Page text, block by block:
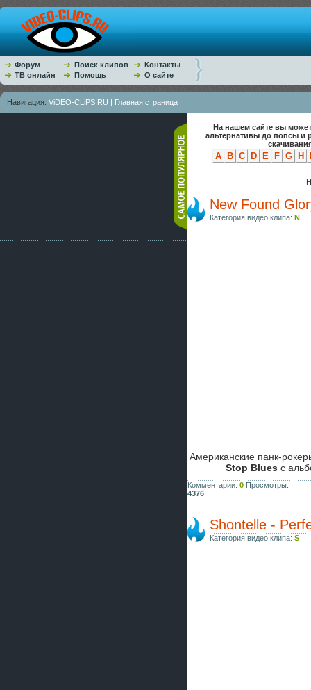
Форум Поиск клипов
Контакты
ТВ онлайн
Помощь О сайте
Навигация: ViDEO-CLiPS.RU | Главная страница
На нашем сайте вы
альтернативы до попсы и
A B C D E F G H
New Found
Категория видео клипа: N
Американские панк-
Stop Blues с
Комментарии: 0 Просмотры:
4376
Shontelle -
Категория видео клипа: S